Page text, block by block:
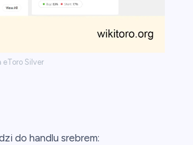
Silver
do handlu srebrem: